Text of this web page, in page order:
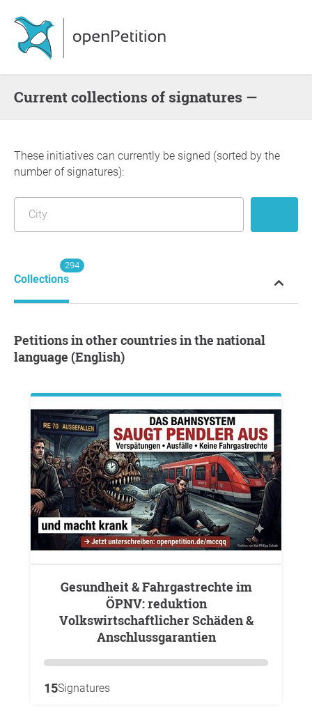
Current collections of signatures —
These initiatives can currently be signed (sorted by the
number of signatures):
Collections
294
Petitions in other countries in the national
language (English)
Gesundheit & Fahrgastrechte im
ÖPNV: reduktion
Volkswirtschaftlicher Schäden &
Anschlussgarantien
15Signatures